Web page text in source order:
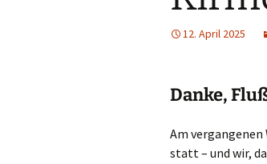
Satzungen A.R.T.
12. April 2025
Danke,
Am vergangenen
statt – und wir,